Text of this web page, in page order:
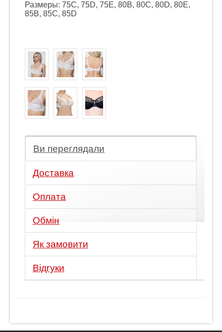
Размеры: 75C, 75D, 75E, 80B, 80C, 80D, 80E,
85B, 85C, 85D
Ви переглядали
Доставка
Оплата
Обмін
Як замовити
Відгуки